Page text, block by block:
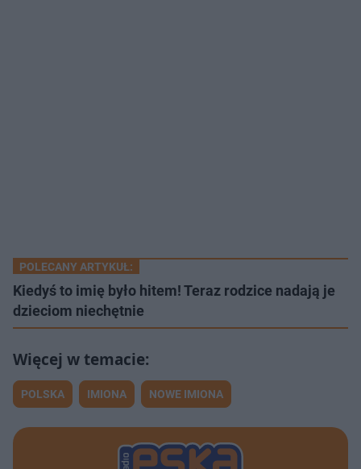
POLECANY ARTYKUŁ:
Kiedyś to imię było hitem! Teraz rodzice nadają je
dzieciom niechętnie
POLSKA IMIONA NOWE IMIONA